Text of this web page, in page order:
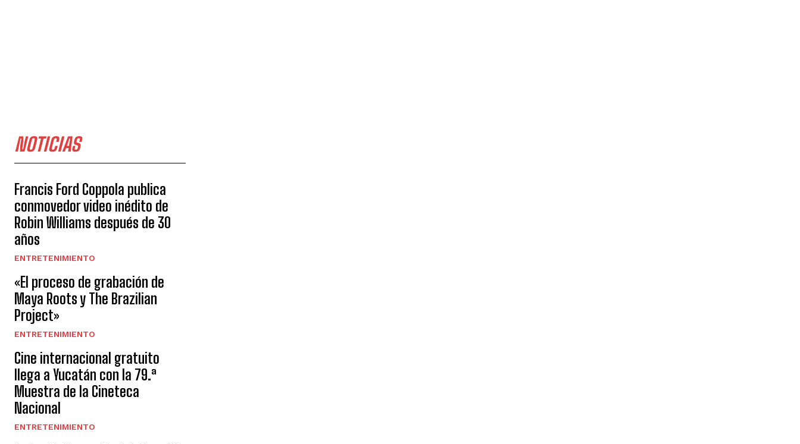
NOTICIAS
Francis Ford Coppola publica
conmovedor video inédito de
Robin Williams después de 30
años
ENTRETENIMIENTO
«El proceso de grabación de
Maya Roots y The Brazilian
Project»
ENTRETENIMIENTO
Cine internacional gratuito
llega a Yucatán con la 79.ª
Muestra de la Cineteca
Nacional
ENTRETENIMIENTO